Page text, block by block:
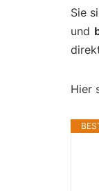
Sie
und
Hier